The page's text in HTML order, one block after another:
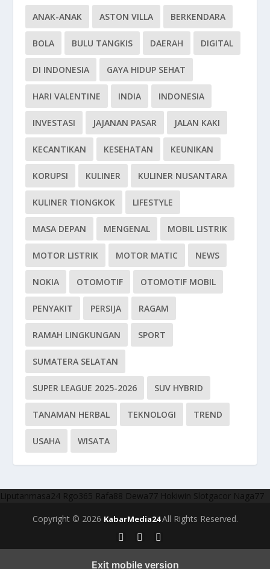
ANAK-ANAK ASTON VILLA BERKENDARA
BOLA BULU TANGKIS DAERAH DIGITAL
DI INDONESIA GAYA HIDUP SEHAT
HARI VALENTINE INDIA INDONESIA
INVESTASI JAJANAN PASAR JALAN KAKI
KECANTIKAN KESEHATAN KEUNIKAN
KORUPSI KULINER KULINER NUSANTARA
KULINER TIONGKOK LIFESTYLE
MASA DEPAN MENGENAL MOBIL LISTRIK
MOTOR LISTRIK MOTOR MATIC NEWS
NOKIA OTOMOTIF OTOMOTIF MOBIL
PENYAKIT PERSIJA RAGAM
RAMAH LINGKUNGAN SPORT
SUMATERA SELATAN
SUPER LEAGUE 2025-2026 SUV HYBRID
TANAMAN HERBAL TEKNOLOGI TREND
USAHA WISATA
Liputanmasa24 Rgo365 Rafa88 Dewa77 Hokiwin Slotgacor Naga77
Copyright © 2026 KabarMedia24All Rights Reserved.
Exit mobile version